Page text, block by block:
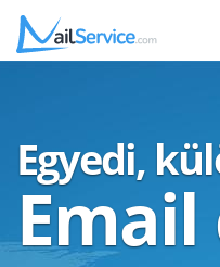
Egyedi,